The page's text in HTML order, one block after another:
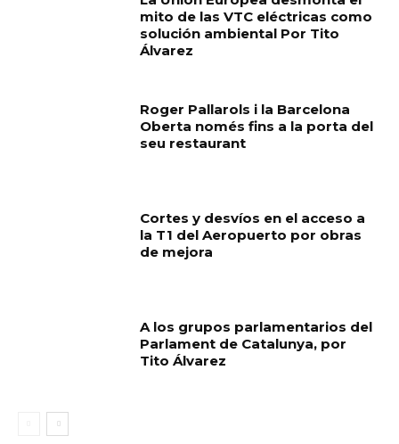
mito de las VTC eléctricas como
solución ambiental Por Tito
Álvarez
Roger Pallarols i la Barcelona
Oberta només fins a la porta del
seu restaurant
Cortes y desvíos en el acceso a
la T1 del Aeropuerto por obras
de mejora
A los grupos parlamentarios del
Parlament de Catalunya, por
Tito Álvarez